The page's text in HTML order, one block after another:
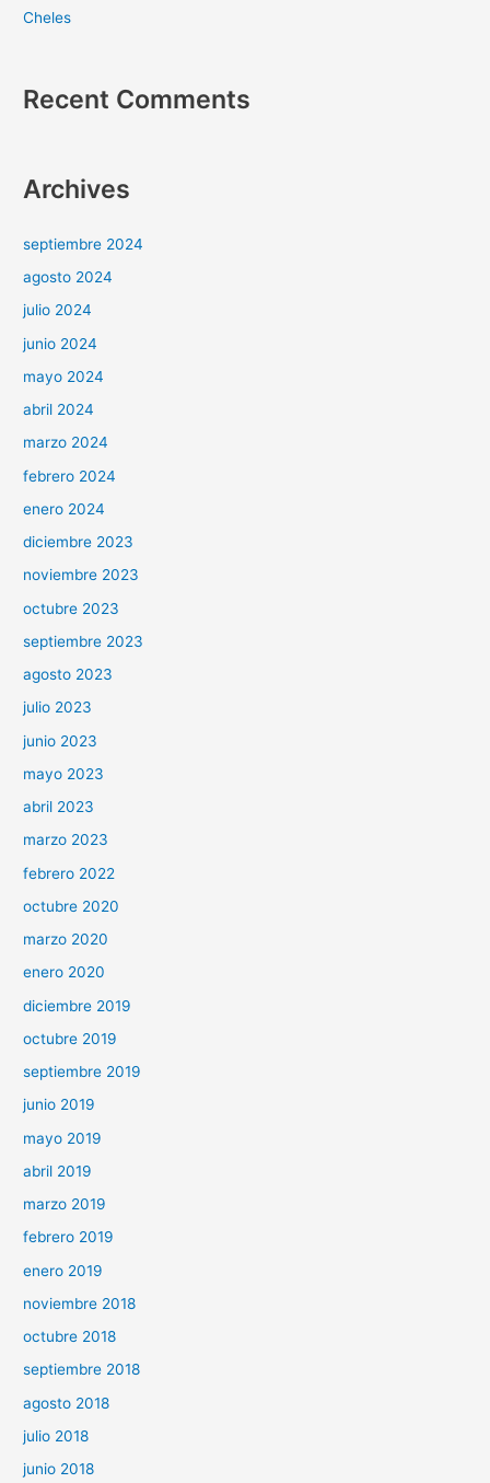
Cheles
Recent Comments
Archives
septiembre 2024
agosto 2024
julio 2024
junio 2024
mayo 2024
abril 2024
marzo 2024
febrero 2024
enero 2024
diciembre 2023
noviembre 2023
octubre 2023
septiembre 2023
agosto 2023
julio 2023
junio 2023
mayo 2023
abril 2023
marzo 2023
febrero 2022
octubre 2020
marzo 2020
enero 2020
diciembre 2019
octubre 2019
septiembre 2019
junio 2019
mayo 2019
abril 2019
marzo 2019
febrero 2019
enero 2019
noviembre 2018
octubre 2018
septiembre 2018
agosto 2018
julio 2018
junio 2018